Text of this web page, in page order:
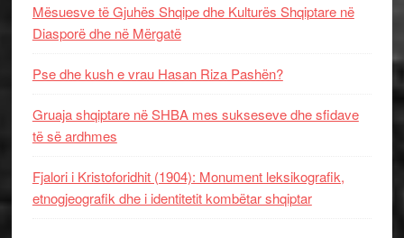
Mësuesve të Gjuhës Shqipe dhe Kulturës Shqiptare në
Diasporë dhe në Mërgatë
Pse dhe kush e vrau Hasan Riza Pashën?
Gruaja shqiptare në SHBA mes sukseseve dhe sfidave
të së ardhmes
Fjalori i Kristoforidhit (1904): Monument leksikografik,
etnogjeografik dhe i identitetit kombëtar shqiptar